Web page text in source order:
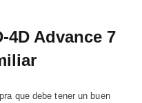
4D Advance 7
que debe tener un buen